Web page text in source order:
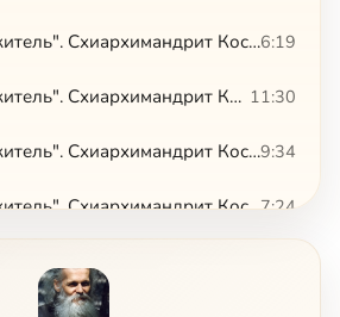
"Пустынный житель". Схиархимандрит Косма (Смирнов). Из монастыря в мир6:19
"Пустынный житель". Схиархимандрит Косма (Смирнов). В Латвии 11:30
"Пустынный житель". Схиархимандрит Косма (Смирнов). Духовничество о. Кирилла9:34
"Пустынный житель". Схиархимандрит Косма (Смирнов). Пустынька и мир7:24